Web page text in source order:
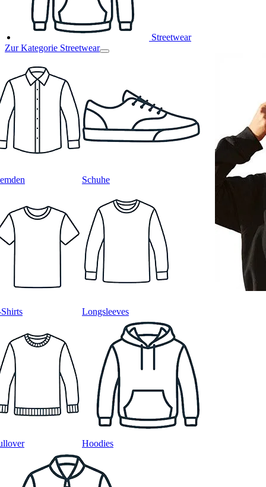
Streetwear
Zur Kategorie Streetwear
Schuhe
Longsleeves
Hoodies